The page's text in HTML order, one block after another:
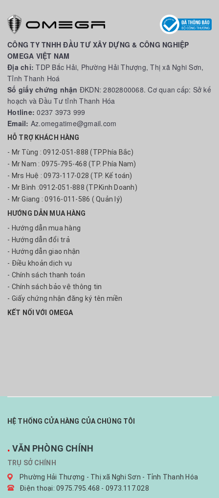
CÔNG TY TNHH ĐẦU TƯ XÂY DỰNG & CÔNG NGHIỆP
OMEGA VIỆT NAM
Địa chỉ:TDP Bắc Hải, Phường Hải Thượng, Thị xã Nghi Sơn,
Tỉnh Thanh Hoá
Số giấy chứng nhận ĐKDN: 2802800068. Cơ quan cấp: Sở kế
hoạch và Đầu Tư tỉnh Thanh Hóa
Hotline:0237 3973 999
Email: Az.omegatime@gmail.com
HỖ TRỢ KHÁCH HÀNG
- Mr Tùng : 0912-051-888 (TP.Phía Bắc)
- Mr Nam : 0975-795-468 (TP. Phía Nam)
- Mrs Huệ : 0973-117-028 (TP. Kế toán)
- Mr Bình :0912-051-888 (TP.Kinh Doanh)
- Mr Giang : 0916-011-586 ( Quản lý)
HƯỚNG DẪN MUA HÀNG
- Hướng dẫn mua hàng
- Hướng dẫn đổi trả
- Hướng dẫn giao nhận
- Điều khoản dịch vụ
- Chính sách thanh toán
- Chính sách bảo vệ thông tin
- Giấy chứng nhận đăng ký tên miền
KẾT NỐI VỚI OMEGA
HỆ THỐNG CỬA HÀNG CỦA CHÚNG TÔI
. VĂN PHÒNG CHÍNH
TRỤ SỞ CHÍNH
Phường Hải Thượng - Thị xã Nghi Sơn - Tỉnh Thanh Hóa
Điện thoại: 0975.795.468 - 0973.117.028